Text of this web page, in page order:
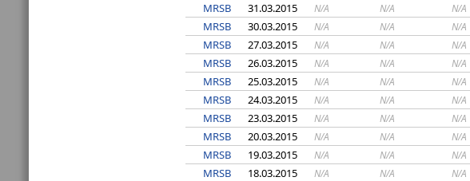
MRSB
31.03.2015 N/A N/A N/A
MRSB
30.03.2015 N/A N/A N/A
MRSB
27.03.2015 N/A N/A N/A
MRSB
26.03.2015 N/A N/A N/A
MRSB
25.03.2015 N/A N/A N/A
MRSB
24.03.2015 N/A N/A N/A
MRSB
23.03.2015 N/A N/A N/A
MRSB
20.03.2015 N/A N/A N/A
MRSB
19.03.2015 N/A N/A N/A
MRSB
18.03.2015 N/A N/A N/A